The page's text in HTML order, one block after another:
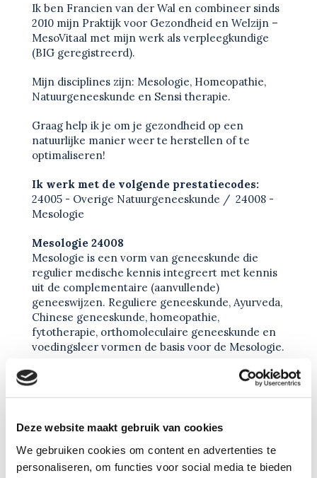
Deze website maakt gebruik van cookies
We gebruiken cookies om content en advertenties te
personaliseren, om functies voor social media te bieden
Ik ben Francien van der Wal en combineer sinds
2010 mijn Praktijk voor Gezondheid en Welzijn –
MesoVitaal met mijn werk als verpleegkundige
(BIG geregistreerd).
Mijn disciplines zijn: Mesologie, Homeopathie,
Natuurgeneeskunde en Sensi therapie.
Graag help ik je om je gezondheid op een
natuurlijke manier weer te herstellen of te
optimaliseren!
Ik werk met de volgende prestatiecodes:
24005 - Overige Natuurgeneeskunde / 24008 -
Mesologie
Mesologie 24008
Mesologie is een vorm van geneeskunde die
regulier medische kennis integreert met kennis
uit de complementaire (aanvullende)
geneeswijzen. Reguliere geneeskunde, Ayurveda,
Chinese geneeskunde, homeopathie,
fytotherapie, orthomoleculaire geneeskunde en
voedingsleer vormen de basis voor de Mesologie.
Overige natuurgeneeskunde 24005
Een verzamelnaam voor natuurgeneeskunde die
natuurgeneeskundige behandelvormen zijn
benoemd en hebben hun eigen prestatie code.
De behandelvorm en prestatiecode ”Overige